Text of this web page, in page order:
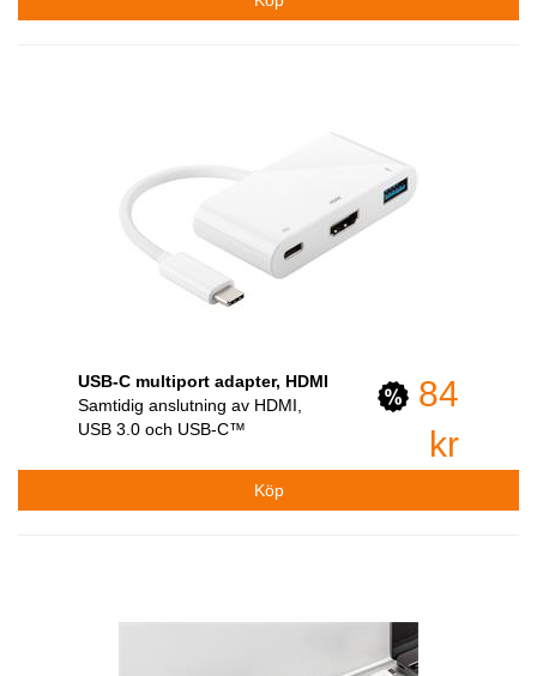
USB-C multiport adapter, HDMI
Samtidig anslutning av HDMI,
USB 3.0 och USB-C™
84
kr